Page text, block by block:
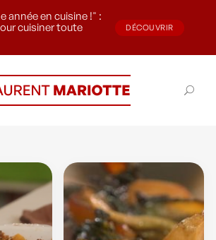
année en cuisine !" :
cuisiner toute
DÉCOUVRIR